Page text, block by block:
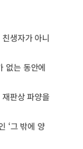
생자가 아니
없는 동안에
판상 파양을
‘그 밖에 양